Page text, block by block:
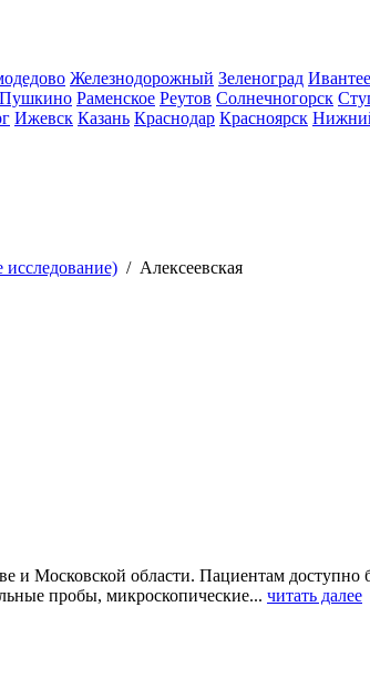
Железнодорожный Зеленоград
Пушкино Раменское Реутов Солнечногорск
Ижевск Казань Краснодар Красноярск
исследование) / Алексеевская
и Московской области. Пациентам
пробы, микроскопические... читать далее